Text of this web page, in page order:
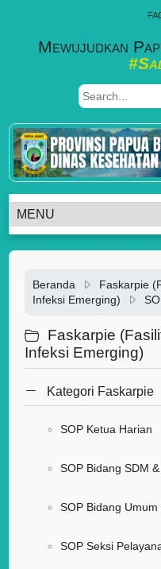
Mewujudkan
Beranda
Faskarpie
Infeksi Emerging)
Faskarpie
Infeksi Emerging)
Kategori Faskarpie
SOP Ketua Harian
SOP Bidang SDM
SOP Bidang
SOP Seksi